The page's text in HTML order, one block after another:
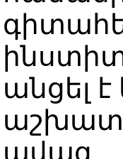
անցել
ավագ